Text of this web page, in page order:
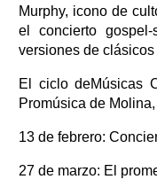
Murphy, icono de
el concierto gospel-
versiones de
El ciclo deMúsicas
Promúsica de
13 de febrero:
27 de marzo: El